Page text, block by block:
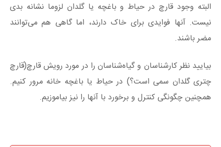
البته وجود قارچ‌ در حیاط و باغچه یا گلدان لزوما نشانه بدی
نیست. آنها فوایدی برای خاک دارند، اما گاهی هم می‌توانند
مضر باشند.
بیایید نظر کارشناسان و گیاه‌شناسان را در مورد رویش قارچ(قارچ
چتری گلدان سمی است؟) در حیاط یا باغچه خانه مرور کنیم.
همچنین چگونگی کنترل و برخورد با آنها را نیز بیاموزیم.